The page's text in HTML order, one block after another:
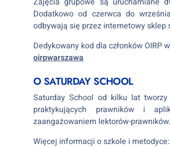
Dodatkowo od czerwca do
odbywają się przez internetowy sklep
Dedykowany kod dla członków OIRP
oirpwarszawa
O SATURDAY SCHOOL
Saturday School od kilku lat
praktykujących prawników i
zaangażowaniem lektorów-
Więcej informacji o szkole i metodyce: